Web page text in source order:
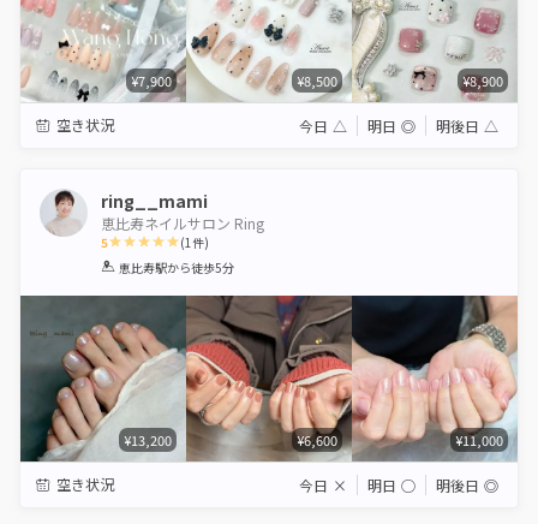
¥7,900 ¥8,500 ¥8,900
空き状況 今日 △ 明日 ◎ 明後日 △
ring__mami
恵比寿ネイルサロン Ring
5
1 2 3 4 5
(1件)
恵比寿駅から徒歩5分
¥13,200 ¥6,600 ¥11,000
空き状況 今日 × 明日 ◯ 明後日 ◎